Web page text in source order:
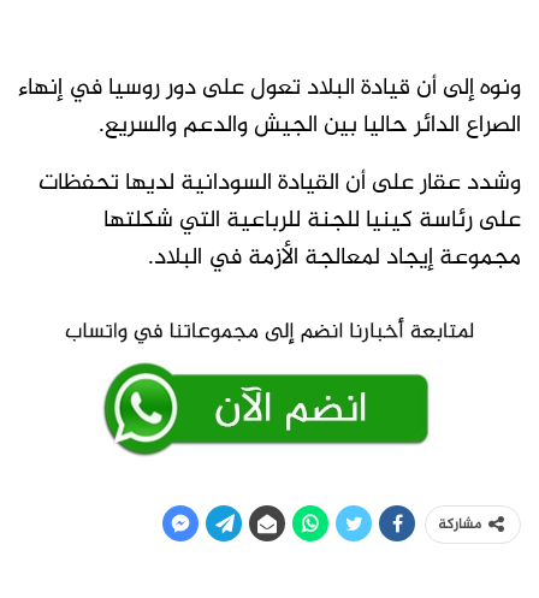
ونوه إلى أن قيادة البلاد تعول على دور روسيا في إنهاء
الصراع الدائر حاليا بين الجيش والدعم والسريع.
وشدد عقار على أن القيادة السودانية لديها تحفظات
على رئاسة كينيا للجنة للرباعية التي شكلتها
مجموعة إيجاد لمعالجة الأزمة في البلاد.
مشاركة